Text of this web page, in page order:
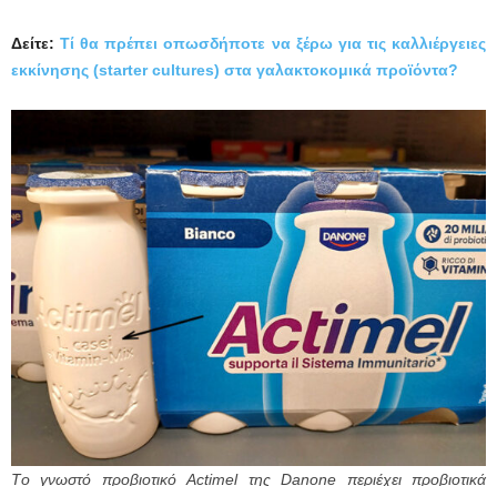
Δείτε:Τί θα πρέπει οπωσδήποτε να ξέρω για τις καλλιέργειες
εκκίνησης (starter cultures) στα γαλακτοκομικά προϊόντα?
Τo γνωστό προβιοτικό Actimel της Danone περιέχει προβιοτικά